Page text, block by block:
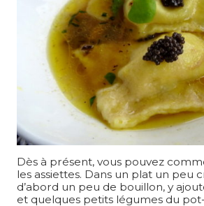
Dès à présent, vous pouvez
les assiettes. Dans un plat un peu
d’abord un peu de bouillon, y
et quelques petits légumes du